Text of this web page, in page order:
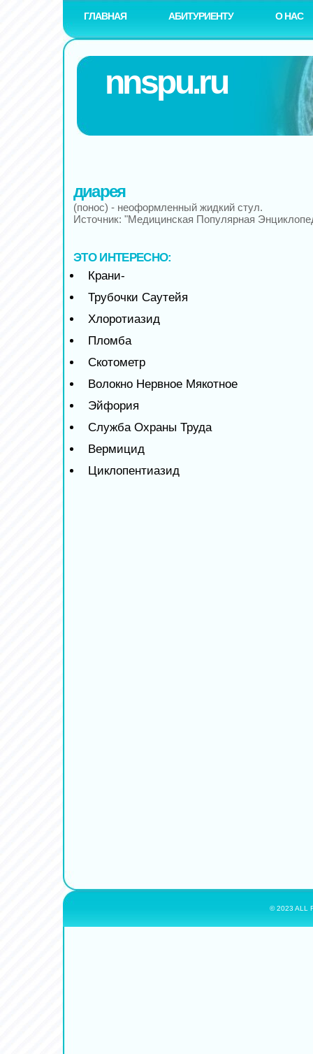
ГЛАВНАЯ АБИТУРИЕНТУ О НАС
nnspu.ru
диарея
(понос) - неоформленный жидкий стул.
Источник: "Медицинская Популярная
ЭТО ИНТЕРЕСНО:
Крани-
Трубочки Саутейя
Хлоротиазид
Пломба
Скотометр
Волокно Нервное Мякотное
Эйфория
Служба Охраны Труда
Вермицид
Циклопентиазид
© 2023 ALL